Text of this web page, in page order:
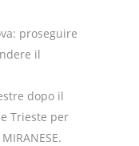
proseguire
il
dopo il
Trieste per